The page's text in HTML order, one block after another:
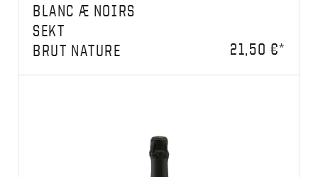
BLANC Æ NOIRS
SEKT
BRUT NATURE
21,50 €*